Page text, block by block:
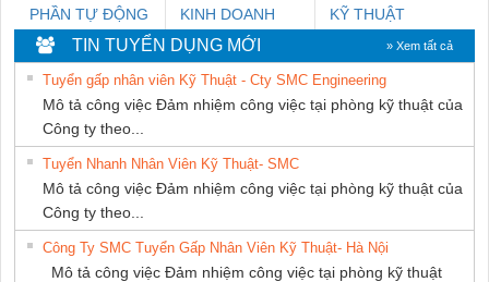
PHẦN TỰ ĐỘNG
TIẾN HƯNG
KINH DOANH
DỊCH VỤ XNK
PHƯƠNG NAM
KỸ THUẬT
KTECH VIỆT
NAM
TIN TUYỂN DỤNG MỚI » Xem tất cả
Tuyển gấp nhân viên Kỹ Thuật - Cty SMC Engineering
Mô tả công việc Đảm nhiệm công việc tại phòng kỹ thuật của
Công ty theo...
Tuyển Nhanh Nhân Viên Kỹ Thuật- SMC
Mô tả công việc Đảm nhiệm công việc tại phòng kỹ thuật của
Công ty theo...
Công Ty SMC Tuyển Gấp Nhân Viên Kỹ Thuật- Hà Nội
Mô tả công việc Đảm nhiệm công việc tại phòng kỹ thuật